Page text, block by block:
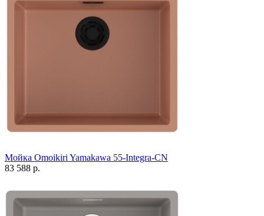
Мойка Omoikiri Yamakawa 55-Integra-CN
83 588 р.